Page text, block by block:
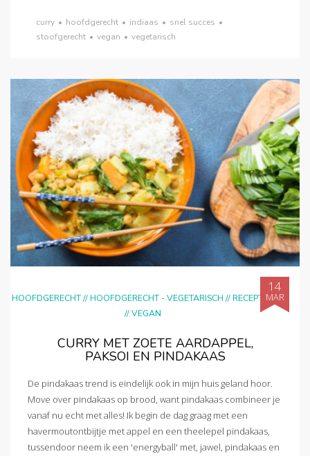
curry • hoofdgerecht • indiaas • snel succes •
stoofgerecht • vegan • vegetarisch
HOOFDGERECHT//HOOFDGERECHT - VEGETARISCH //RECEPTEN
//VEGAN
14
MAR
CURRY MET ZOETE AARDAPPEL,
PAKSOI EN PINDAKAAS
De pindakaas trend is eindelijk ook in mijn huis geland hoor.
Move over pindakaas op brood, want pindakaas combineer je
vanaf nu echt met alles! Ik begin de dag graag met een
havermoutontbijtje met appel en een theelepel pindakaas,
tussendoor neem ik een 'energyball' met, jawel, pindakaas en